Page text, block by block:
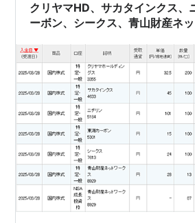
クリヤマHD、サカタインクス、
ーボン、シークス、青山財産ネ